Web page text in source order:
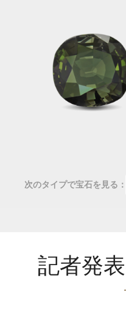
次のタイプで宝石を見る：
記者発